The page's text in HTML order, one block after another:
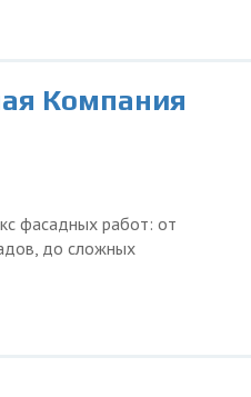
Компания
фасадных работ: от
до сложных